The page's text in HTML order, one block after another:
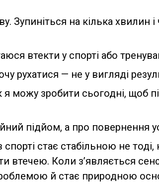
Зупиніться на кілька хвилин
втекти у спорті або
рухатися — не у вигляді
можу зробити сьогодні, щоб
підйом, а про повернення
стає стабільною не
втечею. Коли з’являється
й стає природною